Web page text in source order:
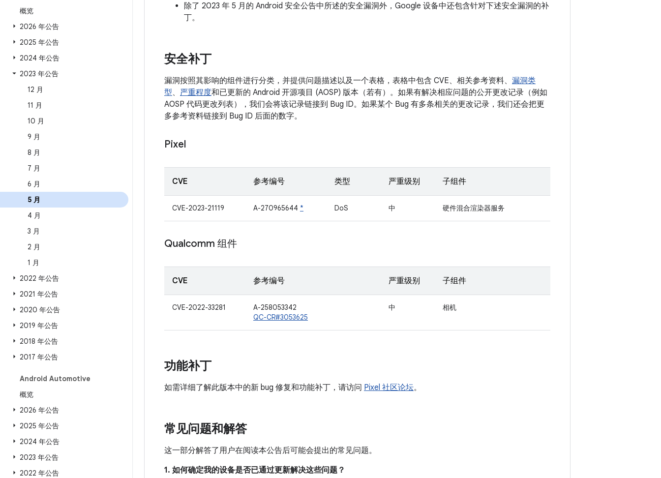
概览
2026 年公告
2025 年公告
2024 年公告
2023 年公告
12 月
11 月
10 月
9 月
8 月
7 月
6 月
5 月
4 月
3 月
2 月
1 月
2022 年公告
2021 年公告
2020 年公告
2019 年公告
2018 年公告
2017 年公告
Android Automotive
概览
2026 年公告
2025 年公告
2024 年公告
2023 年公告
2022 年公告
除了 2023 年 5 月的 Android 安全公告中所述的安全漏洞外，Google 设备中还包含针对下述安全漏洞的补
丁。
安全补丁
漏洞按照其影响的组件进行分类，并提供问题描述以及一个表格，表格中包含 CVE、相关参考资料、 漏洞类
型、 严重程度和已更新的 Android 开源项目 (AOSP) 版本（若有）。如果有解决相应问题的公开更改记录（例如
AOSP 代码更改列表），我们会将该记录链接到 Bug ID。如果某个 Bug 有多条相关的更改记录，我们还会把更
多参考资料链接到 Bug ID 后面的数字。
Pixel
CVE 参考编号 类型 严重级别 子组件
CVE-2023-21119 A-270965644 * DoS 中 硬件混合渲染器服务
Qualcomm 组件
CVE 参考编号 严重级别 子组件
CVE-2022-33281
A-258053342
QC-CR#3053625
中 相机
功能补丁
如需详细了解此版本中的新 bug 修复和功能补丁，请访问 Pixel 社区论坛。
常见问题和解答
这一部分解答了用户在阅读本公告后可能会提出的常见问题。
1. 如何确定我的设备是否已通过更新解决这些问题？